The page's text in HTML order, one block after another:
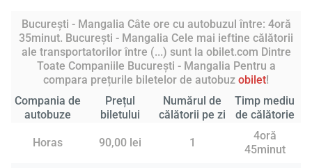
București - Mangalia Câte ore cu autobuzul între: 4oră
35minut. București - Mangalia Cele mai ieftine călătorii
ale transportatorilor între (...) sunt la obilet.com Dintre
Toate Companiile București - Mangalia Pentru a
compara prețurile biletelor de autobuz obilet!
Compania de
autobuze
Prețul
biletului
Numărul de
călătorii pe zi
Timp mediu
de călătorie
Horas 90,00 lei 1
4oră
45minut